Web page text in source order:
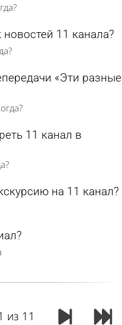
11 канала?
«Эти разные
11 канал в
на 11 канал?
из 11